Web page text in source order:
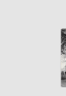
Nos